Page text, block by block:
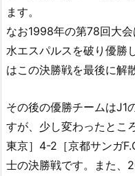
ます。
なお1998年の第78回大
水エスパルスを破り優勝
はこの決勝戦を最後に解
その後の優勝チームはJ1
すが、少し変わったとこ
東京］4-2［京都サンガ
士の決勝戦です。また、